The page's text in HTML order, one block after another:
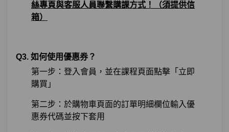
絲專頁與客服人員聯繫購課方式！（須提供信
箱）
Q3. 如何使用優惠券？
第一步：登入會員，並在課程頁面點擊「立即
購買」
第二步：於購物車頁面的訂單明細欄位輸入優
惠券代碼並按下套用